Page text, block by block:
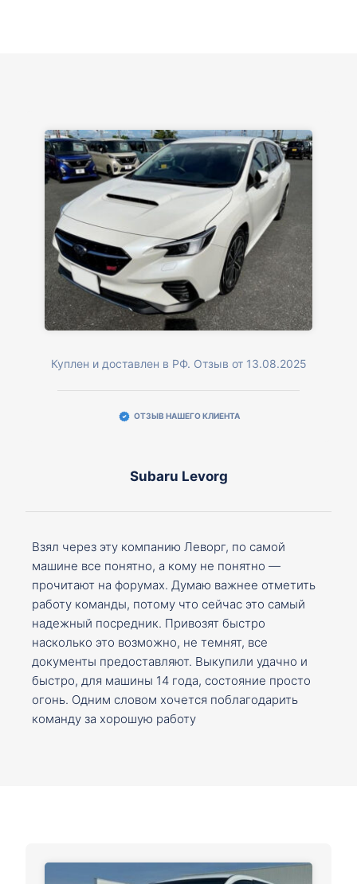
Куплен и доставлен в РФ. Отзыв от 13.08.2025
ОТЗЫВ НАШЕГО КЛИЕНТА
Subaru Levorg
Взял через эту компанию Леворг, по самой
машине все понятно, а кому не понятно —
прочитают на форумах. Думаю важнее отметить
работу команды, потому что сейчас это самый
надежный посредник. Привозят быстро
насколько это возможно, не темнят, все
документы предоставляют. Выкупили удачно и
быстро, для машины 14 года, состояние просто
огонь. Одним словом хочется поблагодарить
команду за хорошую работу